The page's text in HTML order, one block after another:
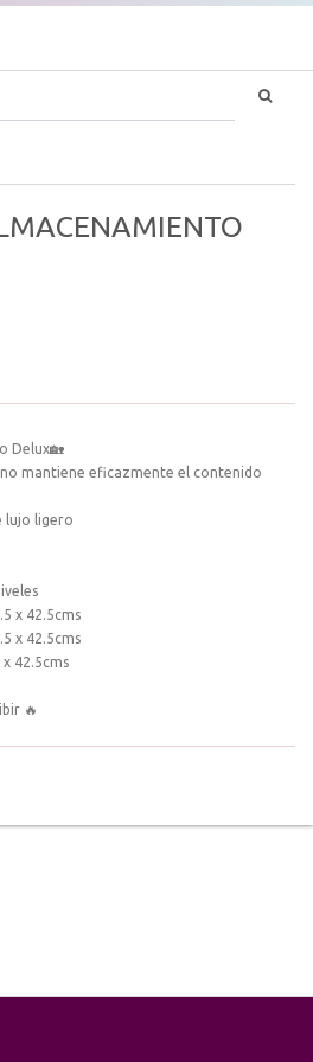
Delux🏡
mantiene eficazmente el contenido
lujo ligero
x 42.5cms
x 42.5cms
x 42.5cms
🔥